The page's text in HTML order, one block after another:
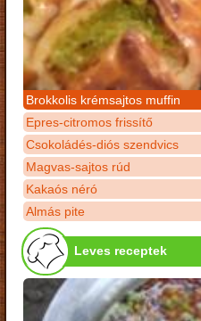
Brokkolis krémsajtos muffin
Epres-citromos frissítő
Csokoládés-diós szendvics
Magvas-sajtos rúd
Kakaós néró
Almás pite
Leves receptek